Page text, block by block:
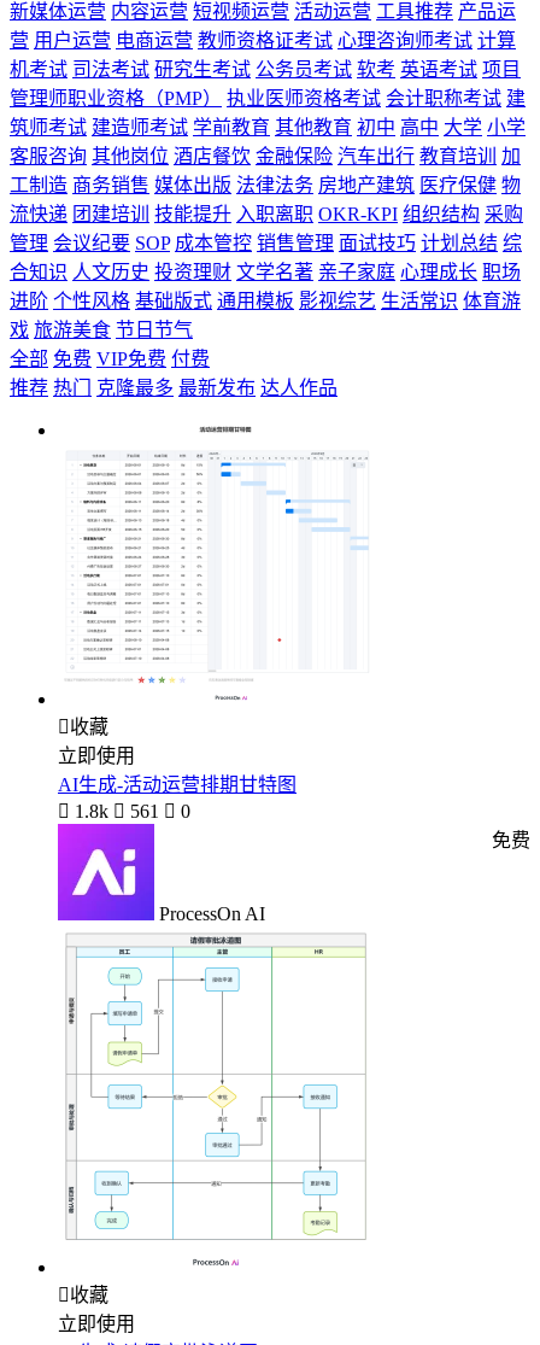
新媒体运营 内容运营 短视频运营 活动运营 工具推荐 产品运
营 用户运营 电商运营 教师资格证考试 心理咨询师考试 计算
机考试 司法考试 研究生考试 公务员考试 软考 英语考试 项目
管理师职业资格（PMP）
执业医师资格考试 会计职称考试 建
筑师考试 建造师考试 学前教育 其他教育 初中 高中 大学 小学
客服咨询 其他岗位 酒店餐饮 金融保险 汽车出行 教育培训
加
工制造 商务销售 媒体出版 法律法务 房地产建筑 医疗保健 物
流快递 团建培训 技能提升 入职离职 OKR-KPI 组织结构 采购
管理 会议纪要 SOP 成本管控 销售管理 面试技巧 计划总结 综
合知识 人文历史 投资理财 文学名著 亲子家庭 心理成长 职场
进阶 个性风格 基础版式 通用模板 影视综艺 生活常识 体育游
戏 旅游美食 节日节气
全部 免费 VIP免费 付费
推荐 热门 克隆最多 最新发布 达人作品
收藏
立即使用
AI生成-活动运营排期甘特图
 1.8k  561  0
ProcessOn AI
免费
收藏
立即使用